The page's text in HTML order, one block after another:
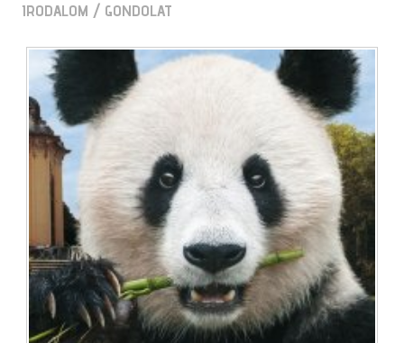
IRODALOM / GONDOLAT